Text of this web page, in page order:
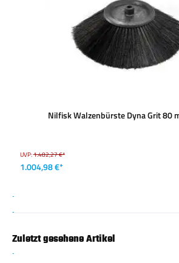
Nilfisk Walzenbürste Dyna Grit 80
UVP:1.482,27 €*
1.004,98 €*
Zuletzt gesehene Artikel